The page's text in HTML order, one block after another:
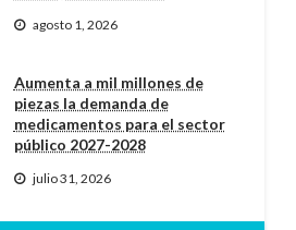
agosto 1, 2026
Aumenta a mil millones de
piezas la demanda de
medicamentos para el sector
público 2027-2028
julio 31, 2026